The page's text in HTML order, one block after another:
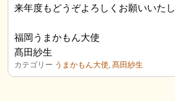
来年度もどうぞよろしくお願いいたし
福岡うまかもん大使
髙田紗生
カテゴリー うまかもん大使,髙田紗生